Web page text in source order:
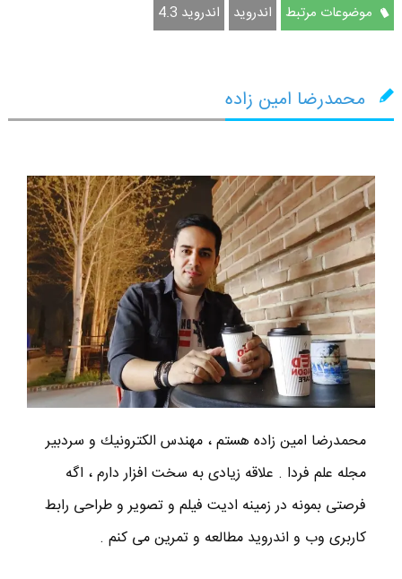
موضوعات مرتبط اندروید اندروید 4.3
محمدرضا امین زاده
محمدرضا امين زاده هستم ، مهندس الكترونيك و سردبير
مجله علم فردا . علاقه زیادی به سخت افزار دارم ، اگه
فرصتی بمونه در زمینه ادیت فیلم و تصویر و طراحی رابط
کاربری وب و اندروید مطالعه و تمرین می کنم .